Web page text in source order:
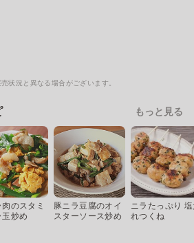
状況と異なる場合がございます。
もっと見る
のスタミ
炒め
豚ニラ豆腐のオイ
スターソース炒め
ニラたっぷり
れつくね